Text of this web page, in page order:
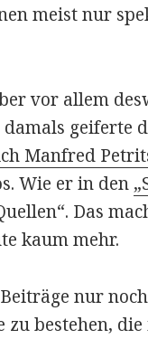
meist nur
vor allem
geiferte
Manfred
Wie er in den
Das
kaum mehr.
nur
bestehen,